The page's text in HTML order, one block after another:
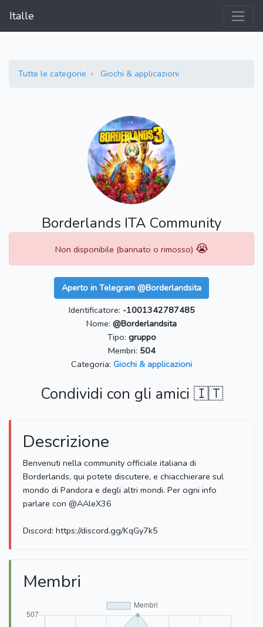
Italle
Tutte le categorie Giochi & applicazioni
Borderlands ITA Community
Non disponibile (bannato o rimosso) 😭
Aperto in Telegram @Borderlandsita
Identificatore: -1001342787485
Nome: @Borderlandsita
Tipo: gruppo
Membri: 504
Categoria: Giochi & applicazioni
Condividi con gli amici 🇮🇹
Descrizione
Benvenuti nella community officiale italiana di
Borderlands, qui potete discutere, e chiacchierare sul
mondo di Pandora e degli altri mondi. Per ogni info
parlare con @AAleX36
Discord: https://discord.gg/KqGy7k5
Membri